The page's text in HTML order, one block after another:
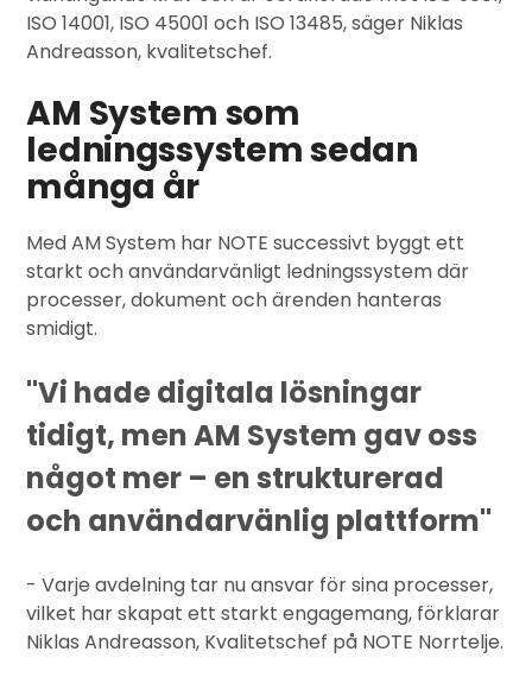
ISO 14001, ISO 45001 och ISO 13485, säger Niklas
Andreasson, kvalitetschef.
AM System som
ledningssystem sedan
många år
Med AM System har NOTE successivt byggt ett
starkt och användarvänligt ledningssystem där
processer, dokument och ärenden hanteras
smidigt.
"Vi hade digitala lösningar
tidigt, men AM System gav oss
något mer – en strukturerad
och användarvänlig plattform"
- Varje avdelning tar nu ansvar för sina processer,
vilket har skapat ett starkt engagemang, förklarar
Niklas Andreasson, Kvalitetschef på NOTE Norrtelje.